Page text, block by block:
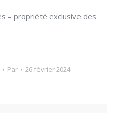
– propriété exclusive des
Par 26 février 2024